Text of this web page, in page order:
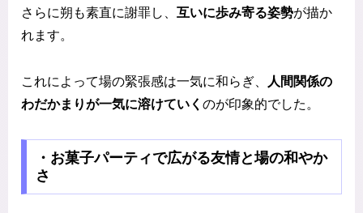
さらに朔も素直に謝罪し、 互いに歩み寄る姿勢が描か
れます。
これによって場の緊張感は一気に和らぎ、
人間関係の
わだかまりが一気に溶けていく のが印象的でした。
・お菓子パーティで広がる友情と場の和やか
さ